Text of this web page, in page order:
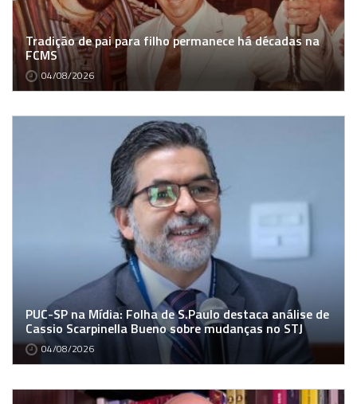
Tradição de pai para filho permanece há décadas na
FCMS
04/08/2026
PUC-SP na Mídia: Folha de S.Paulo destaca análise de
Cassio Scarpinella Bueno sobre mudanças no STJ
04/08/2026